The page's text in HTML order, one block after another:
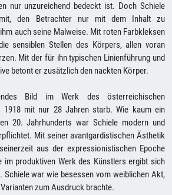
nur unzureichend bedeckt ist. Doch Schiele
den Betrachter nur mit dem Inhalt zu
auch seine Malweise. Mit roten Farbkleksen
sensiblen Stellen des Körpers, allen voran
Mit der für ihn typischen Linienführung und
betont er zusätzlich den nackten Körper.
Bild im Werk des österreichischen
1918 mit nur 28 Jahren starb. Wie kaum ein
20. Jahrhunderts war Schiele modern und
Mit seiner avantgardistischen Ästhetik
aus der expressionistischen Epoche
im produktiven Werk des Künstlers ergibt sich
Schiele war wie besessen vom weiblichen Akt,
zum Ausdruck brachte.